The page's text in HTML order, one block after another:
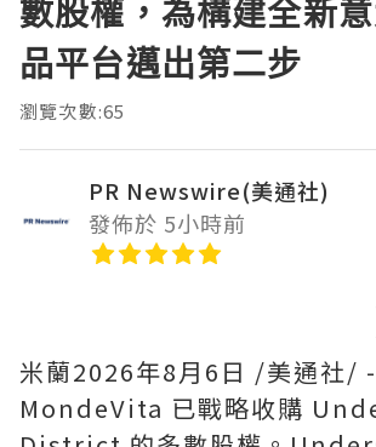
數股權，為構建全新
品平台邁出第二步
瀏覽次數:65
PR Newswire(美通社)
發佈於 5小時前
米蘭2026年8月6日 /美通社/
MondeVita 已戰略收購